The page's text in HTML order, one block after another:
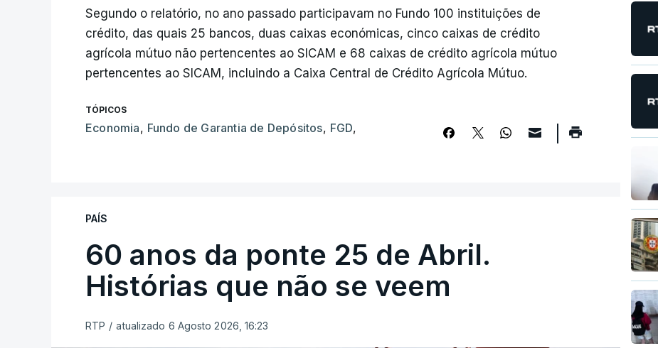
Segundo o relatório, no ano passado participavam no Fundo 100 instituições de
crédito, das quais 25 bancos, duas caixas económicas, cinco caixas de crédito
agrícola mútuo não pertencentes ao SICAM e 68 caixas de crédito agrícola mútuo
pertencentes ao SICAM, incluindo a Caixa Central de Crédito Agrícola Mútuo.
TÓPICOS
Economia, Fundo de Garantia de Depósitos, FGD,
PAÍS
60 anos da ponte 25 de Abril.
Histórias que não se veem
RTP / atualizado 6 Agosto 2026, 16:23